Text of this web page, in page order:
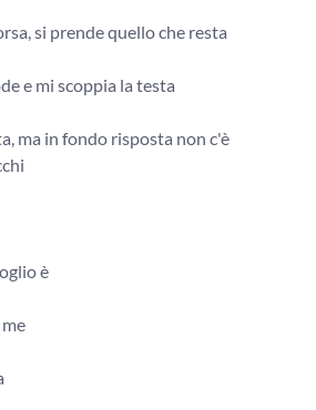
si prende quello che resta
e mi scoppia la testa
ma in fondo risposta non c'è
è